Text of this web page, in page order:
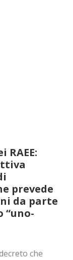
prevede
da parte
“uno-
che